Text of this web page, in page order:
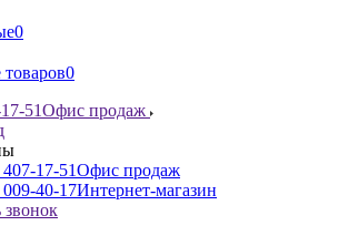
0
0
51Офис продаж
17-51Офис продаж
40-17Интернет-магазин
звонок